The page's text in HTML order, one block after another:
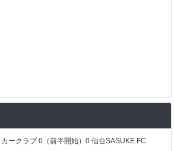
ークラブ 0（前半開始）0 仙台SASUKE.FC